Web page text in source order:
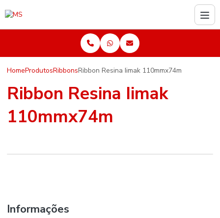
HomeProdutosRibbonsRibbon Resina Iimak 110mmx74m
Ribbon Resina Iimak
110mmx74m
Informações